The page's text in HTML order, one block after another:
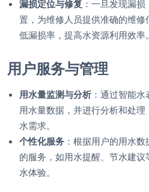
漏损定位与修复 ：一旦发现漏
置，为维修人员提供准确的维
低漏损率，提高水资源利用效率。
用户服务与管理
用水量监测与分析 ：通过智能
用水量数据，并进行分析和处
水需求。
个性化服务 ：根据用户的用水
的服务，如用水提醒、节水建
水体验。